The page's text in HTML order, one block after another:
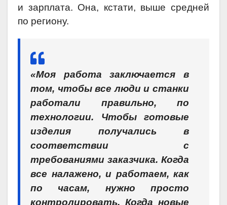
и зарплата. Она, кстати, выше средней
по региону.
«Моя работа заключается в
том, чтобы все люди и станки
работали правильно, по
технологии. Чтобы готовые
изделия получались в
соответствии с
требованиями заказчика. Когда
все налажено, и работаем, как
по часам, нужно просто
контролировать. Когда новые